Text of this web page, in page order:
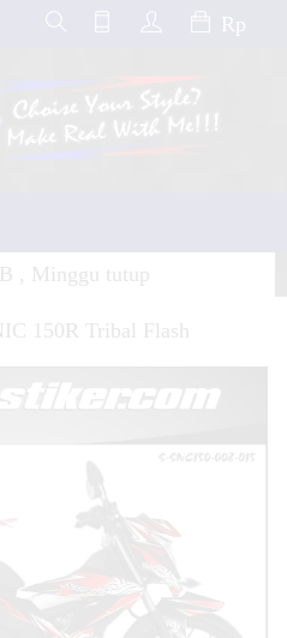
Rp
, Minggu tutup
150R Tribal Flash